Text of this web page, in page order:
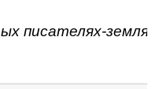
писателях-